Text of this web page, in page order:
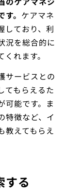
。 ケアマネ
しており、利
況を総合的に
れます。
サービスとの
てもらえるた
可能です。ま
特徴など、イ
教えてもらえ
する